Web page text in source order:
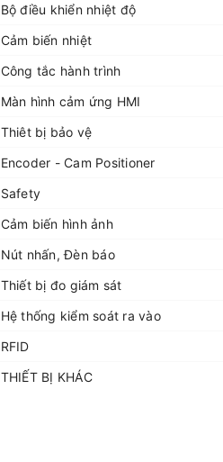
Bộ điều khiển nhiệt độ
Cảm biến nhiệt
Công tắc hành trình
Màn hình cảm ứng HMI
Thiêt bị bảo vệ
Encoder - Cam Positioner
Safety
Cảm biến hình ảnh
Nút nhấn, Đèn báo
Thiết bị đo giám sát
Hệ thống kiểm soát ra vào
RFID
THIẾT BỊ KHÁC